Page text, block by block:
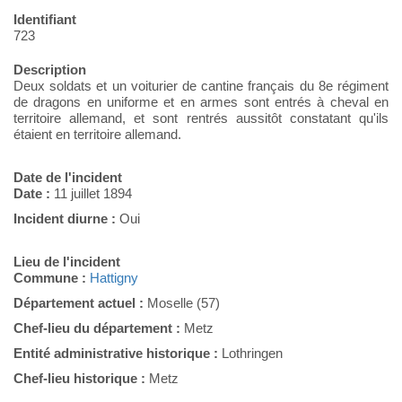
Identifiant
723
Description
Deux soldats et un voiturier de cantine français du 8e régiment
de dragons en uniforme et en armes sont entrés à cheval en
territoire allemand, et sont rentrés aussitôt constatant qu'ils
étaient en territoire allemand.
Date de l'incident
Date : 11 juillet 1894
Incident diurne : Oui
Lieu de l'incident
Commune : Hattigny
Département actuel : Moselle (57)
Chef-lieu du département : Metz
Entité administrative historique : Lothringen
Chef-lieu historique : Metz